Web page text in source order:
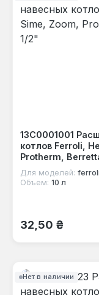
13C0001001
котлов Ferroli,
Protherm,
Для моделей: ferroli,
Объем: 10 л
Обычная цена:
32,50 ₴
Нет в наличии